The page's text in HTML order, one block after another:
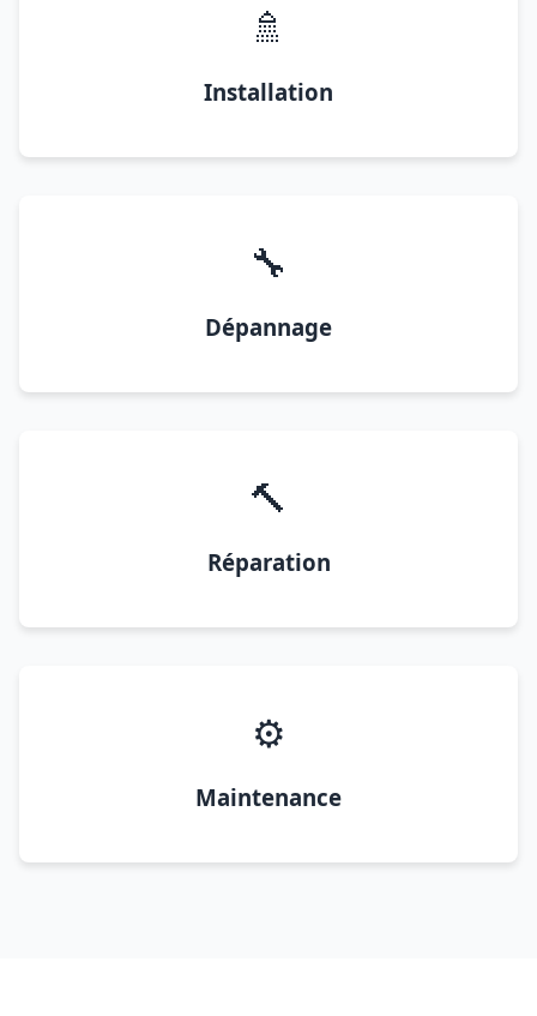
🚿
Installation
🔧
Dépannage
🔨
Réparation
⚙️
Maintenance